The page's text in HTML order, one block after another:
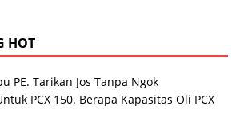
HOT
PE. Tarikan Jos Tanpa Ngok
PCX 150. Berapa Kapasitas Oli PCX